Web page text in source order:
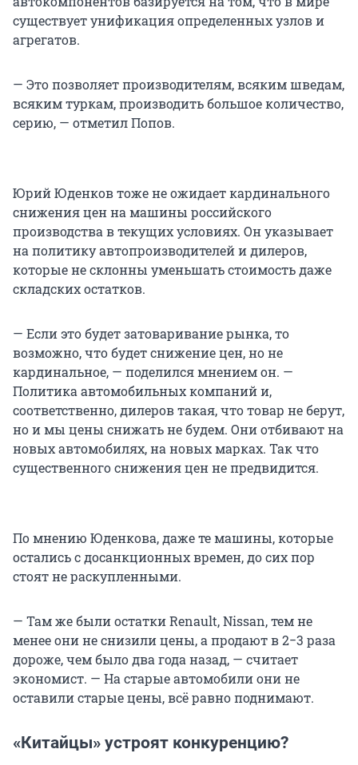
существует унификация определенных узлов и
агрегатов.
— Это позволяет производителям, всяким шведам,
всяким туркам, производить большое количество,
серию, — отметил Попов.
Юрий Юденков тоже не ожидает кардинального
снижения цен на машины российского
производства в текущих условиях. Он указывает
на политику автопроизводителей и дилеров,
которые не склонны уменьшать стоимость даже
складских остатков.
— Если это будет затоваривание рынка, то
возможно, что будет снижение цен, но не
кардинальное, — поделился мнением он. —
Политика автомобильных компаний и,
соответственно, дилеров такая, что товар не берут,
но и мы цены снижать не будем. Они отбивают на
новых автомобилях, на новых марках. Так что
существенного снижения цен не предвидится.
По мнению Юденкова, даже те машины, которые
остались с досанкционных времен, до сих пор
стоят не раскупленными.
— Там же были остатки Renault, Nissan, тем не
менее они не снизили цены, а продают в 2−3 раза
дороже, чем было два года назад, — считает
экономист. — На старые автомобили они не
оставили старые цены, всё равно поднимают.
«Китайцы» устроят конкуренцию?